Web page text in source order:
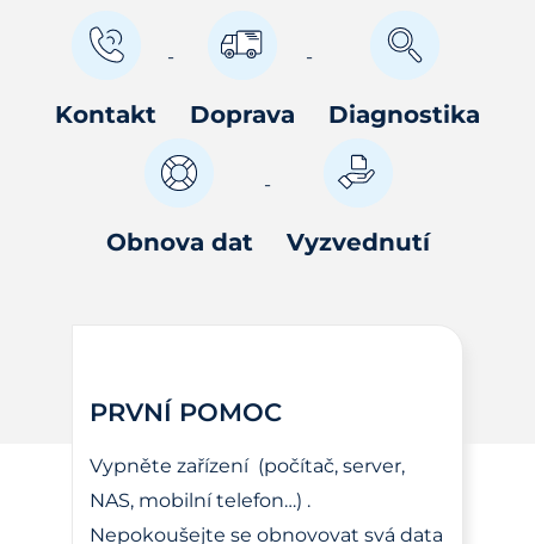
Kontakt Doprava Diagnostika
Obnova dat Vyzvednutí
PRVNÍ POMOC
Vypněte zařízení (počítač, server,
NAS, mobilní telefon…) .
Nepokoušejte se obnovovat svá data